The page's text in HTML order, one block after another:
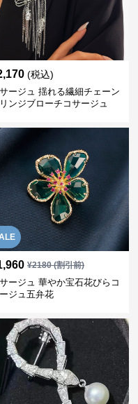
(税込)
ージュ 揺れる繊細チェーン
ンジブローチコサージュ
¥2180(割引前)
ージュ 華やか宝石花びらコ
ジュ五弁花